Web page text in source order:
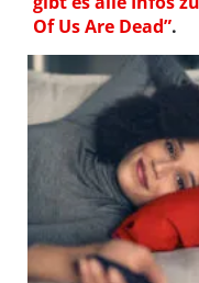
Of Us Are Dead”.